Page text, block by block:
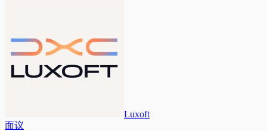
Luxoft
面议